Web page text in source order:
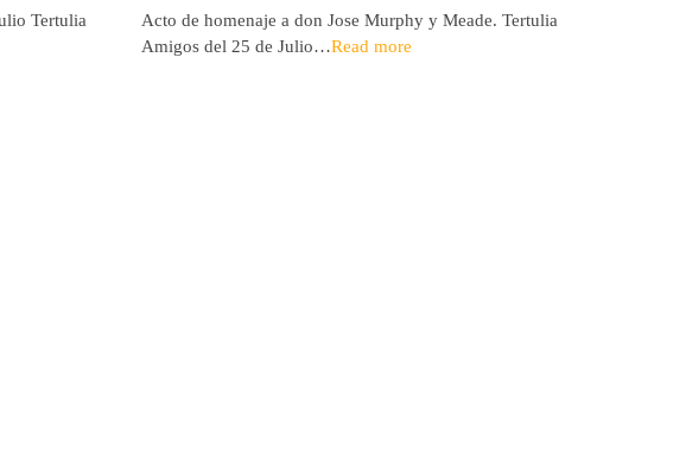
Tertulia
Acto de homenaje a don Jose Murphy y Meade. Tertulia
Amigos del 25 de Julio…Read more